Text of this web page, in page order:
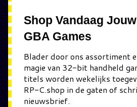
Shop Vandaag
GBA Games
Blader door ons assortiment
magie van 32-bit handheld
titels worden wekelijks
RP-C.shop in de gaten of
nieuwsbrief.